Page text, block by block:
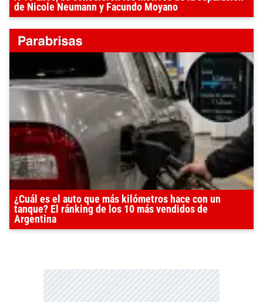
de Nicole Neumann y Facundo Moyano
¿Cuál es el auto que más kilómetros hace con un
tanque? El ránking de los 10 más vendidos de
Argentina